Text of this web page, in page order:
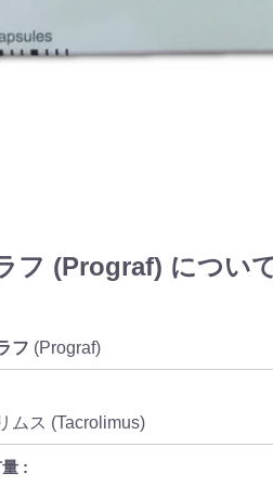
フ (Prograf) につい
フ (Prograf)
ムス (Tacrolimus)